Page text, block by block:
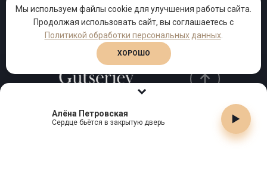
Алёна Петровская
Сердце бьётся в закрытую дверь
Проекты Песни Клипы
Телефон:+7 (495) 909-99-40
Мы используем файлы cookie для улучшения работы сайта.
Продолжая использовать сайт, вы соглашаетесь с
Политикой обработки персональных данных.
ХОРОШО